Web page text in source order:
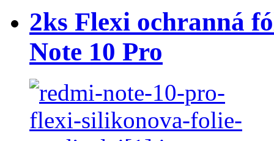
2ks Flexi ochranná
Note 10 Pro